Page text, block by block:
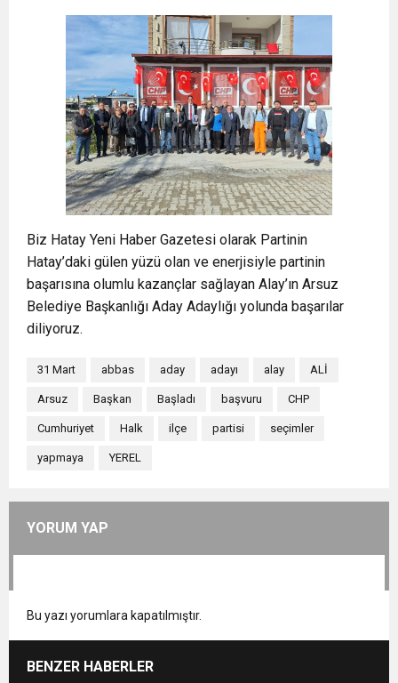
Biz Hatay Yeni Haber Gazetesi olarak Partinin
Hatay’daki gülen yüzü olan ve enerjisiyle partinin
başarısına olumlu kazançlar sağlayan Alay’ın Arsuz
Belediye Başkanlığı Aday Adaylığı yolunda başarılar
diliyoruz.
31 Mart abbas aday adayı alay ALİ
Arsuz Başkan Başladı başvuru CHP
Cumhuriyet Halk ilçe partisi seçimler
yapmaya YEREL
YORUM YAP
Bu yazı yorumlara kapatılmıştır.
BENZER HABERLER